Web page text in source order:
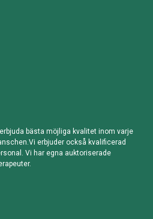
bästa möjliga kvalitet inom varje
erbjuder också kvalificerad
Vi har egna auktoriserade